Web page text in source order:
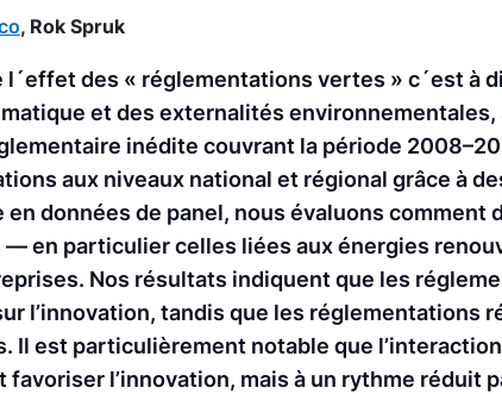
, Rok Spruk
l´effet des « réglementations vertes » c´est à
et des externalités environnementales,
inédite couvrant la période
aux niveaux national et régional grâce à
en données de panel, nous évaluons comment
en particulier celles liées aux énergies
Nos résultats indiquent que les
l’innovation, tandis que les réglementations
est particulièrement notable que
l’innovation, mais à un rythme réduit